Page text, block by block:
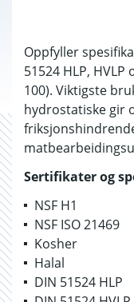
Oppfyller
51524 HLP, HVLP
100). Viktigste
hydrostatiske gir
Sertifikater og
NSF H1
NSF ISO 21469
Kosher
Halal
DIN 51524 HLP